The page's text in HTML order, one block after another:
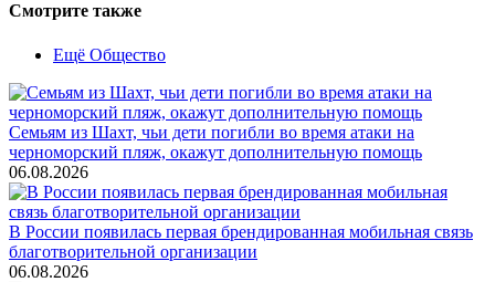
Смотрите также
Ещё Общество
Семьям из Шахт, чьи дети погибли во время атаки на
черноморский пляж, окажут дополнительную помощь
06.08.2026
В России появилась первая брендированная мобильная связь
благотворительной организации
06.08.2026